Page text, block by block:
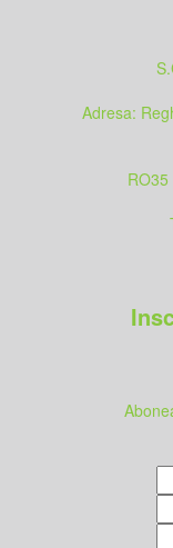
Adresa: